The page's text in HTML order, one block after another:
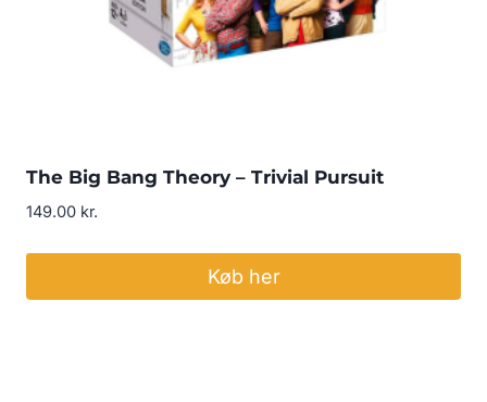
The Big Bang Theory – Trivial Pursuit
149.00 kr.
Køb her